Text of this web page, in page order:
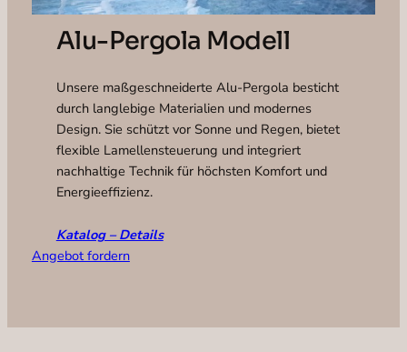
Alu-Pergola Modell
Unsere maßgeschneiderte Alu-Pergola besticht
durch langlebige Materialien und modernes
Design. Sie schützt vor Sonne und Regen, bietet
flexible Lamellensteuerung und integriert
nachhaltige Technik für höchsten Komfort und
Energieeffizienz.
Katalog – Details
Angebot fordern